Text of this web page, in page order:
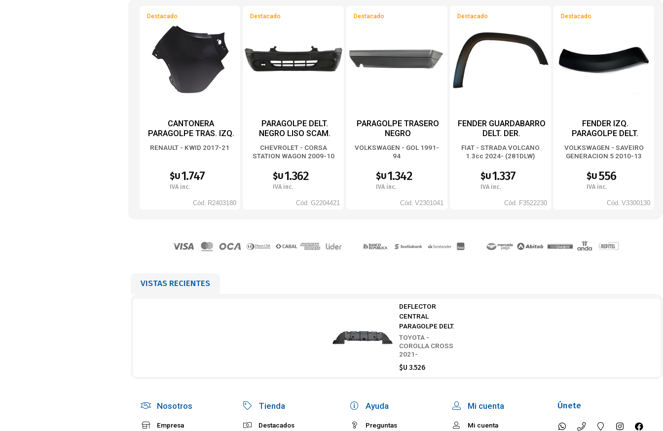
Destacado
CANTONERA
PARAGOLPE TRAS. IZQ.
RENAULT - KWID 2017-21
$U1.747
IVA inc.
Cód. R2403180
Destacado
PARAGOLPE DELT.
NEGRO LISO SCAM.
CAGUJ. MOLDURA
INFERIOR
CHEVROLET - CORSA
STATION WAGON 2009-10
$U1.362
IVA inc.
Cód. G2204421
Destacado
PARAGOLPE TRASERO
NEGRO
VOLKSWAGEN - GOL 1991-
94
$U1.342
IVA inc.
Cód. V2301041
Destacado
FENDER GUARDABARRO
DELT. DER.
FIAT - STRADA VOLCANO
1.3cc 2024- (281DLW)
$U1.337
IVA inc.
Cód. F3522230
Destacado
FENDER IZQ.
PARAGOLPE DELT.
VOLKSWAGEN - SAVEIRO
GENERACION 5 2010-13
$U556
IVA inc.
Cód. V3300130
VISTAS RECIENTES
DEFLECTOR
CENTRAL
PARAGOLPE DELT.
TOYOTA -
COROLLA CROSS
2021-
$U 3.526
Nosotros
Empresa
Tienda
Destacados
Ayuda
Preguntas
Mi cuenta
Mi cuenta
Únete